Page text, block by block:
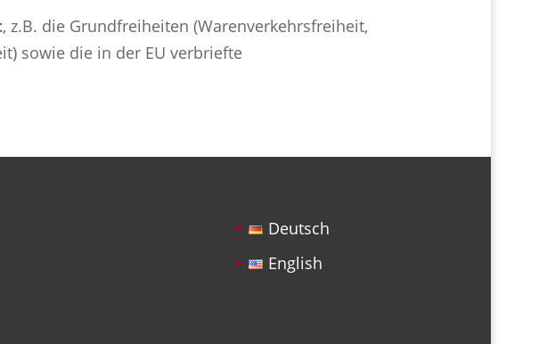
, z.B. die Grundfreiheiten (Warenverkehrsfreiheit,
sowie die in der EU verbriefte
Deutsch
English